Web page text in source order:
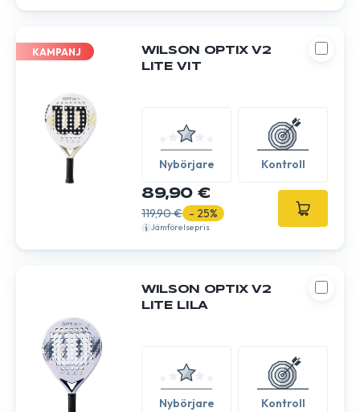
KAMPANJ
WILSON OPTIX V2
LITE VIT
Nybörjare Kontroll
89,90 €
119,90 € - 25%
Jämförelsepris
WILSON OPTIX V2
LITE LILA
Nybörjare Kontroll